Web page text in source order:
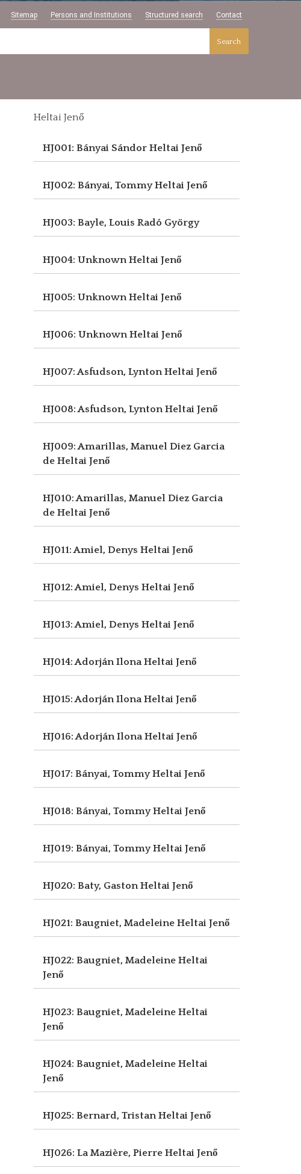
Sitemap Persons and Institutions Structured search Contact
Search
Heltai Jenő
HJ001: Bányai Sándor Heltai Jenő
HJ002: Bányai, TommyHeltai Jenő
HJ003: Bayle, Louis Radó György
HJ004: UnknownHeltai Jenő
HJ005: UnknownHeltai Jenő
HJ006: UnknownHeltai Jenő
HJ007: Asfudson, LyntonHeltai Jenő
HJ008: Asfudson, LyntonHeltai Jenő
HJ009: Amarillas, Manuel Diez Garcia
de Heltai Jenő
HJ010: Amarillas, Manuel Diez Garcia
de Heltai Jenő
HJ011: Amiel, Denys Heltai Jenő
HJ012: Amiel, Denys Heltai Jenő
HJ013: Amiel, Denys Heltai Jenő
HJ014: Adorján IlonaHeltai Jenő
HJ015: Adorján IlonaHeltai Jenő
HJ016: Adorján IlonaHeltai Jenő
HJ017: Bányai, TommyHeltai Jenő
HJ018: Bányai, TommyHeltai Jenő
HJ019: Bányai, TommyHeltai Jenő
HJ020: Baty, GastonHeltai Jenő
HJ021: Baugniet, Madeleine Heltai Jenő
HJ022: Baugniet, Madeleine Heltai
Jenő
HJ023: Baugniet, Madeleine Heltai
Jenő
HJ024: Baugniet, Madeleine Heltai
Jenő
HJ025: Bernard, TristanHeltai Jenő
HJ026: La Mazière, Pierre Heltai Jenő